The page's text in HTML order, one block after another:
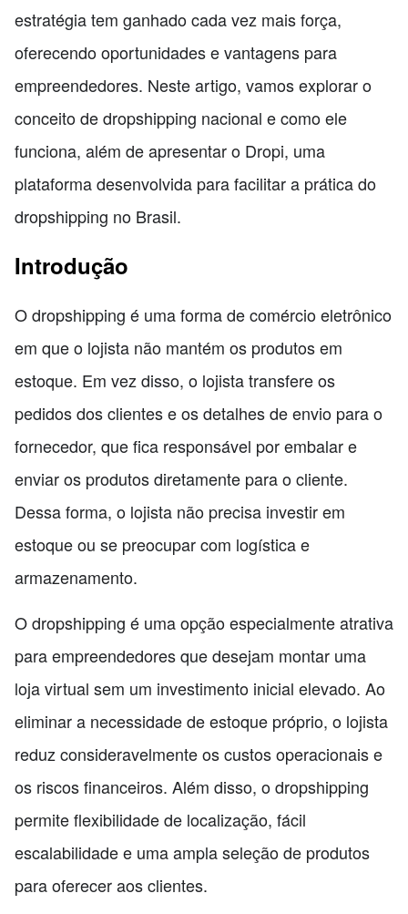
estratégia tem ganhado cada vez mais força,
oferecendo oportunidades e vantagens para
empreendedores. Neste artigo, vamos explorar o
conceito de dropshipping nacional e como ele
funciona, além de apresentar o Dropi, uma
plataforma desenvolvida para facilitar a prática do
dropshipping no Brasil.
Introdução
O dropshipping é uma forma de comércio eletrônico
em que o lojista não mantém os produtos em
estoque. Em vez disso, o lojista transfere os
pedidos dos clientes e os detalhes de envio para o
fornecedor, que fica responsável por embalar e
enviar os produtos diretamente para o cliente.
Dessa forma, o lojista não precisa investir em
estoque ou se preocupar com logística e
armazenamento.
O dropshipping é uma opção especialmente atrativa
para empreendedores que desejam montar uma
loja virtual sem um investimento inicial elevado. Ao
eliminar a necessidade de estoque próprio, o lojista
reduz consideravelmente os custos operacionais e
os riscos financeiros. Além disso, o dropshipping
permite flexibilidade de localização, fácil
escalabilidade e uma ampla seleção de produtos
para oferecer aos clientes.